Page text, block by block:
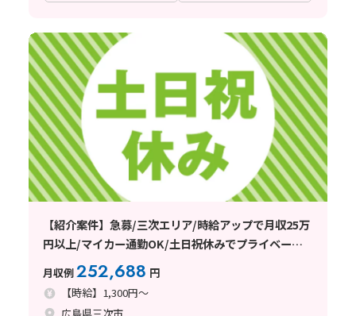
【紹介案件】急募/三次エリア/時給アップで月収25万
円以上/マイカー通勤OK/土日祝休みでプライベート
との両立◎
月収例252,688 円
【時給】1,300円～